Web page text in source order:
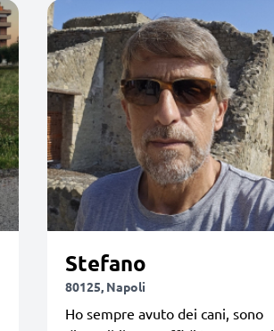
Stefano
80125, Napoli
Ho sempre avuto dei cani, sono